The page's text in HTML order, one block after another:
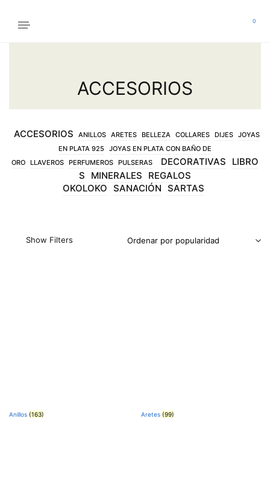
0
ACCESORIOS
ACCESORIOS ANILLOS ARETES BELLEZA COLLARES DIJES
JOYAS
EN PLATA 925 JOYAS EN PLATA CON BAÑO DE
ORO LLAVEROS PERFUMEROS PULSERAS DECORATIVAS
LIBRO
S
MINERALES
REGALOS
OKOLOKO SANACIÓN SARTAS
Show Filters
Anillos (163) Aretes (99)